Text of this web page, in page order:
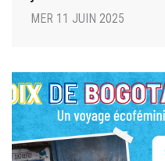
MER 11 JUIN 2025